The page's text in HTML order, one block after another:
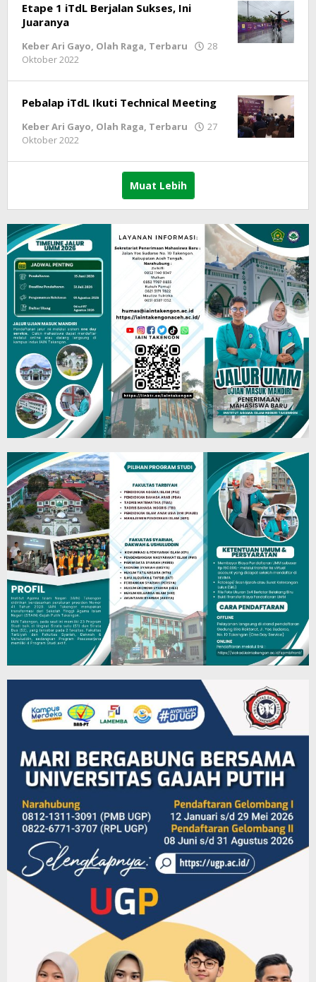
Etape 1 iTdL Berjalan Sukses, Ini
Juaranya
Keber Ari Gayo, Olah Raga, Terbaru
28
Oktober 2022
Pebalap iTdL Ikuti Technical Meeting
Keber Ari Gayo, Olah Raga, Terbaru
27
Oktober 2022
Muat Lebih